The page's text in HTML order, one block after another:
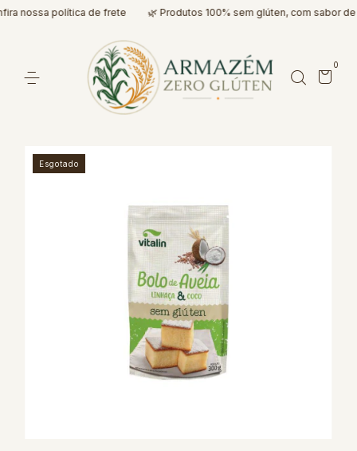
nossa política de frete 🌿 Produtos 100% sem glúten, com sabor de
0
Esgotado